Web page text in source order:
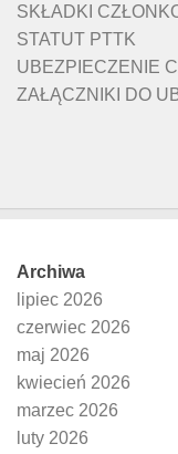
SKŁADKI
STATUT PTTK
UBEZPIECZENIE
ZAŁĄCZNIKI DO
Archiwa
lipiec 2026
czerwiec 2026
maj 2026
kwiecień 2026
marzec 2026
luty 2026